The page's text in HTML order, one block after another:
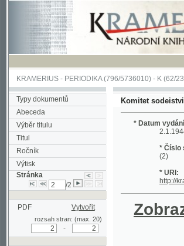
KRAMERIUS-PERIODIKA(796/5736010) -K(62/
Typy dokumentů
Abeceda
Výběr titulu
Titul
Ročník
Výtisk
Stránka
PDF Vytvořit
rozsah stran: (max. 20)
Komitet sodeistviia
* Datum vydání
2.1.1944
* Číslo
* URI: